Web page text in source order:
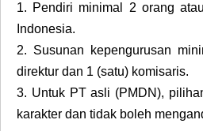
1. Pendiri minimal 2 orang
Indonesia.
2. Susunan kepengurusan
direktur dan 1 (satu) komisaris.
3. Untuk PT asli (PMDN),
karakter dan tidak boleh